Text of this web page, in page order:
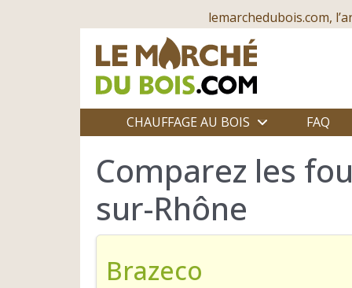
lemarchedubois.com,
CHAUFFAGE AU BOIS FAQ
Comparez les
sur-Rhône
Brazeco